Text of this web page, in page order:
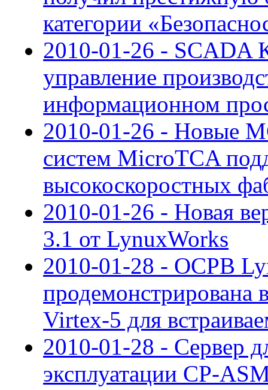
категории
2010-01-26 -
управление
информационном
2010-01-26 - Новые
систем MicroTCA
высокоскоростных
2010-01-26 - Новая
3.1 от LynuxWorks
2010-01-28 - ОСРВ
продемонстрирована
Virtex-5 для
2010-01-28 - Сервер
эксплуатации CP-